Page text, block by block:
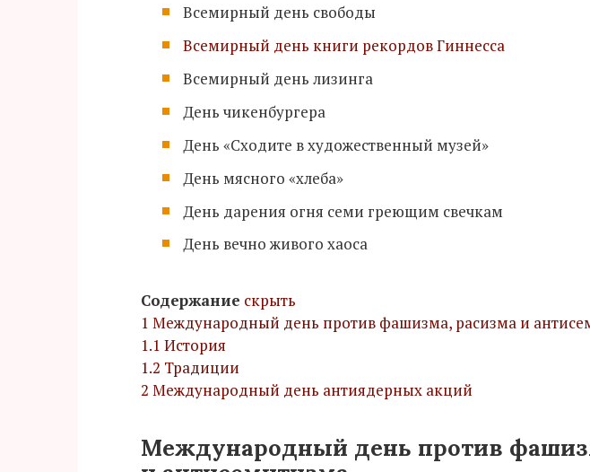
Всемирный день свободы
Всемирный день книги рекордов Гиннесса
Всемирный день лизинга
День чикенбургера
День «Сходите в художественный музей»
День мясного «хлеба»
День дарения огня семи греющим свечкам
День вечно живого хаоса
Содержание скрыть
1 Международный день против фашизма, расизма и
1.1 История
1.2 Традиции
2 Международный день антиядерных акций
Международный день против